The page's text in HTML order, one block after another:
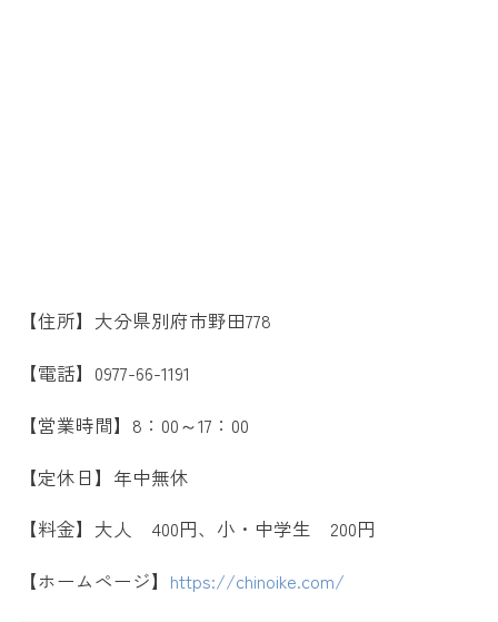
【住所】大分県別府市野田778
【電話】0977-66-1191
【営業時間】8：00～17：00
【定休日】年中無休
【料金】大人 400円、小・中学生 200円
【ホームページ】 https://chinoike.com/